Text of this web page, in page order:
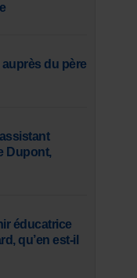
du père
Dupont,
éducatrice
qu’en est-il